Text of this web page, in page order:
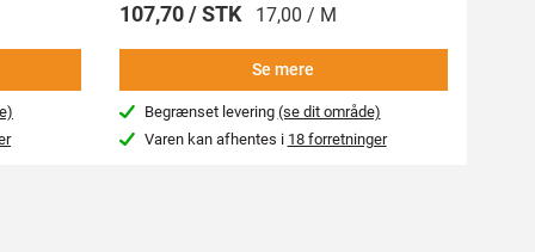
107,70 / STK 17,00 / M
Se mere
Begrænset levering (se dit område)
Varen kan afhentes i 18 forretninger